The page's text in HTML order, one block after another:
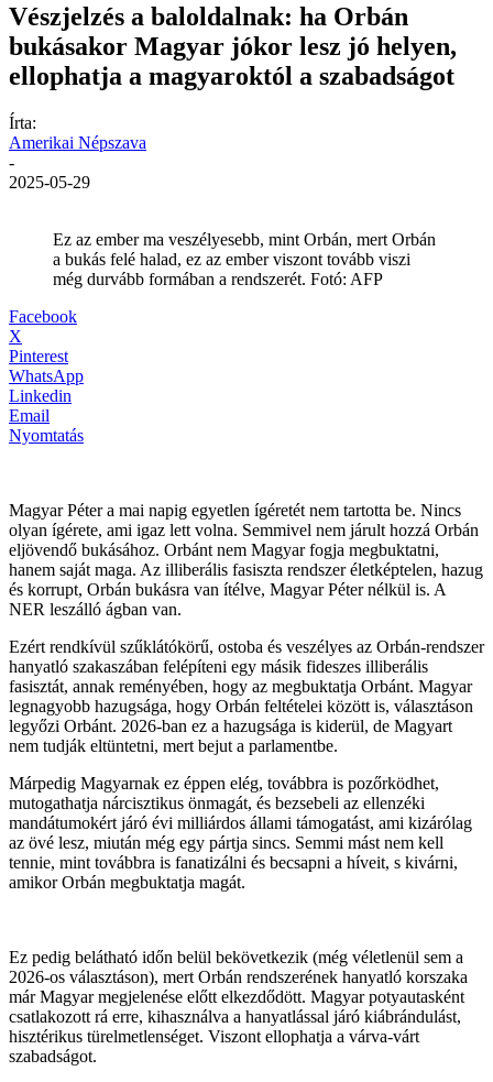
Vészjelzés a baloldalnak: ha Orbán
bukásakor Magyar jókor lesz jó helyen,
ellophatja a magyaroktól a szabadságot
Írta:
Amerikai Népszava
-
2025-05-29
Ez az ember ma veszélyesebb, mint Orbán, mert Orbán
a bukás felé halad, ez az ember viszont tovább viszi
még durvább formában a rendszerét. Fotó: AFP
Facebook
X
Pinterest
WhatsApp
Linkedin
Email
Nyomtatás
Magyar Péter a mai napig egyetlen ígéretét nem tartotta be. Nincs
olyan ígérete, ami igaz lett volna. Semmivel nem járult hozzá Orbán
eljövendő bukásához. Orbánt nem Magyar fogja megbuktatni,
hanem saját maga. Az illiberális fasiszta rendszer életképtelen, hazug
és korrupt, Orbán bukásra van ítélve, Magyar Péter nélkül is. A
NER leszálló ágban van.
Ezért rendkívül szűklátókörű, ostoba és veszélyes az Orbán-rendszer
hanyatló szakaszában felépíteni egy másik fideszes illiberális
fasisztát, annak reményében, hogy az megbuktatja Orbánt. Magyar
legnagyobb hazugsága, hogy Orbán feltételei között is, választáson
legyőzi Orbánt. 2026-ban ez a hazugsága is kiderül, de Magyart
nem tudják eltüntetni, mert bejut a parlamentbe.
Márpedig Magyarnak ez éppen elég, továbbra is pozőrködhet,
mutogathatja nárcisztikus önmagát, és bezsebeli az ellenzéki
mandátumokért járó évi milliárdos állami támogatást, ami kizárólag
az övé lesz, miután még egy pártja sincs. Semmi mást nem kell
tennie, mint továbbra is fanatizálni és becsapni a híveit, s kivárni,
amikor Orbán megbuktatja magát.
Ez pedig belátható időn belül bekövetkezik (még véletlenül sem a
2026-os választáson), mert Orbán rendszerének hanyatló korszaka
már Magyar megjelenése előtt elkezdődött. Magyar potyautasként
csatlakozott rá erre, kihasználva a hanyatlással járó kiábrándulást,
hisztérikus türelmetlenséget. Viszont ellophatja a várva-várt
szabadságot.